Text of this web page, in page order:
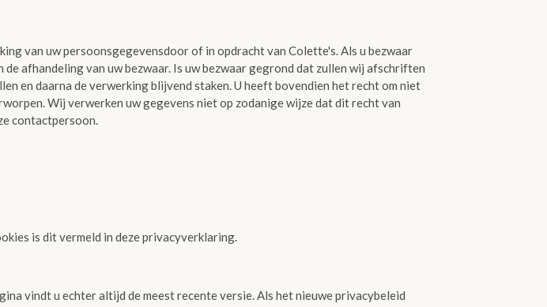
van uw persoonsgegevensdoor of in opdracht van Colette's. Als u bezwaar
afhandeling van uw bezwaar. Is uw bezwaar gegrond dat zullen wij afschriften
en daarna de verwerking blijvend staken. U heeft bovendien het recht om niet
Wij verwerken uw gegevens niet op zodanige wijze dat dit recht van
contactpersoon.
is dit vermeld in deze privacyverklaring.
vindt u echter altijd de meest recente versie. Als het nieuwe privacybeleid